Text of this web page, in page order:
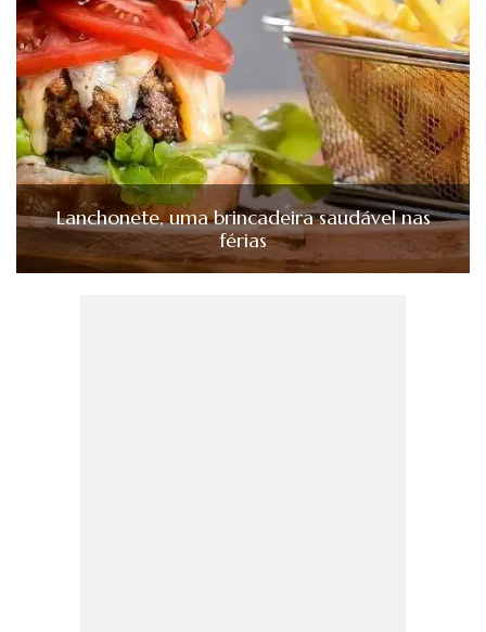
Lanchonete, uma brincadeira saudável nas
férias